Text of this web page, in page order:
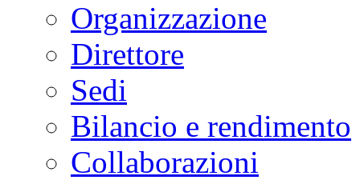
Organizzazione
Direttore
Sedi
Bilancio e rendimento
Collaborazioni